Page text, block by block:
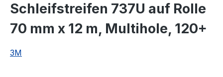
Schleifstreifen 737U auf Rolle
70 mm x 12 m, Multihole, 120+
3M